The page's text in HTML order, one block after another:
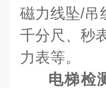
磁力线坠/吊
千分尺、秒
力表等。
电梯检